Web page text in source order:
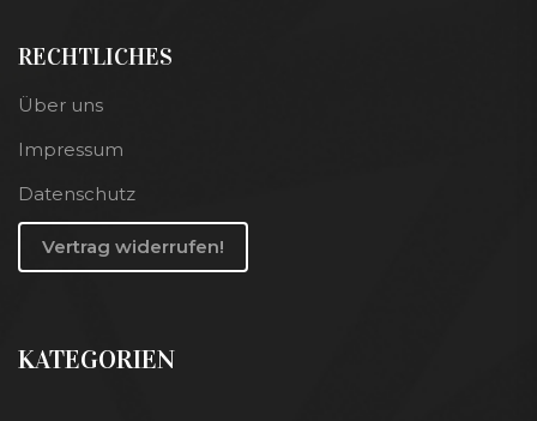
RECHTLICHES
Über uns
Impressum
Datenschutz
Vertrag widerrufen!
KATEGORIEN